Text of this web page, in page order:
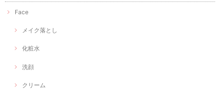
Face
メイク落とし
化粧水
洗顔
クリーム